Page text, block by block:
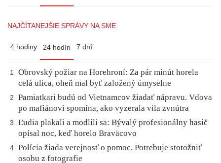
NAJČÍTANEJŠIE SPRÁVY NA SME
4 hodiny 24 hodín 7 dní
1
Obrovský požiar na Horehroní: Za pár minút horela
celá ulica, oheň mal byť založený úmyselne
2
Pamiatkari budú od Vietnamcov žiadať nápravu. Vdova
po mafiánovi spomína, ako vyzerala vila zvnútra
3
Ľudia plakali a modlili sa: Bývalý profesionálny hasič
opísal noc, keď horelo Braväcovo
4 Polícia žiada verejnosť o pomoc. Potrebuje stotožniť
osobu z fotografie